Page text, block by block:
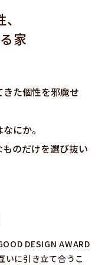
家
た個性を邪魔せ
にか。
のだけを選び抜い
DESIGN AWARD
いに引き立て合うこ